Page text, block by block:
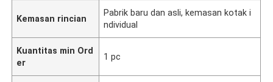
Kemasan rincian
Pabrik baru dan asli, kemasan kotak i
ndividual
Kuantitas min Ord
er
1 pc